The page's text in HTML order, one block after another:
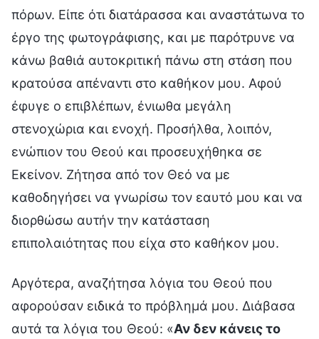
πόρων. Είπε ότι διατάρασσα και αναστάτωνα το
έργο της φωτογράφισης, και με παρότρυνε να
κάνω βαθιά αυτοκριτική πάνω στη στάση που
κρατούσα απέναντι στο καθήκον μου. Αφού
έφυγε ο επιβλέπων, ένιωθα μεγάλη
στενοχώρια και ενοχή. Προσήλθα, λοιπόν,
ενώπιον του Θεού και προσευχήθηκα σε
Εκείνον. Ζήτησα από τον Θεό να με
καθοδηγήσει να γνωρίσω τον εαυτό μου και να
διορθώσω αυτήν την κατάσταση
επιπολαιότητας που είχα στο καθήκον μου.
Αργότερα, αναζήτησα λόγια του Θεού που
αφορούσαν ειδικά το πρόβλημά μου. Διάβασα
αυτά τα λόγια του Θεού: «Αν δεν κάνεις το